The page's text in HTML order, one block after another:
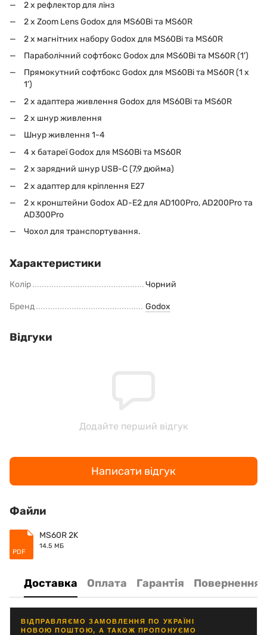
2 х рефлектор для лінз
2 x Zoom Lens Godox для MS60Bi та MS60R
2 х магнітних набору Godox для MS60Bi та MS60R
Параболічний софтбокс Godox для MS60Bi та MS60R (1')
Прямокутний софтбокс Godox для MS60Bi та MS60R (1 x
1')
2 х адаптера живлення Godox для MS60Bi та MS60R
2 x шнур живлення
Шнур живлення 1-4
4 х батареї Godox для MS60Bi та MS60R
2 x зарядний шнур USB-C (7,9 дюйма)
2 x адаптер для кріплення E27
2 х кронштейни Godox AD-E2 для AD100Pro, AD200Pro та
AD300Pro
Чохол для транспортування.
Характеристики
Колір Чорний
Бренд Godox
Відгуки
Додайте перший відгук
Написати відгук
Файли
PDF
MS60R 2K
14.5 МБ
Доставка Оплата Гарантія Повернення
ВІДПРАВЛЯЄМО ЗАМОВЛЕННЯ ПО УКРАЇНІ
НОВОЮ ПОШТОЮ, А ТАКОЖ ПРОПОНУЄМО